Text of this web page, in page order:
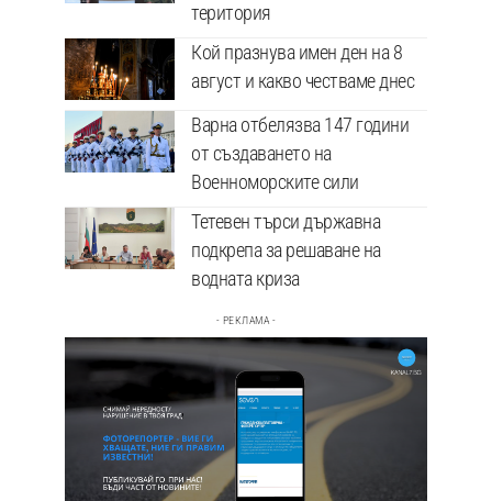
територия
Кой празнува имен ден на 8
август и какво честваме днес
Варна отбелязва 147 години
от създаването на
Военноморските сили
Тетевен търси държавна
подкрепа за решаване на
водната криза
- РЕКЛАМА -